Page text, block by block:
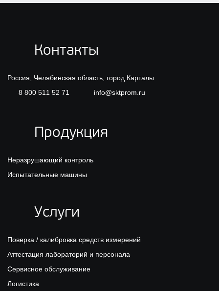
Контакты
Россия, Челябинская область, город Карталы
8 800 511 52 71
info@sktprom.ru
Продукция
Неразрушающий контроль
Испытательные машины
Услуги
Поверка / калибровка средств измерений
Аттестация лабораторий и персонала
Сервисное обслуживание
Логистика